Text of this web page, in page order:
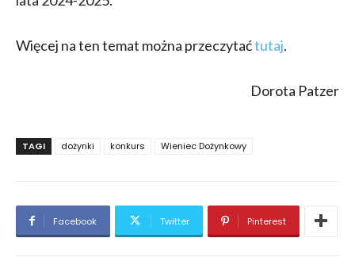
Więcej na ten temat można przeczytaćtutaj.
Dorota Patzer
TAGI dożynki konkurs Wieniec Dożynkowy
Facebook Twitter Pinterest